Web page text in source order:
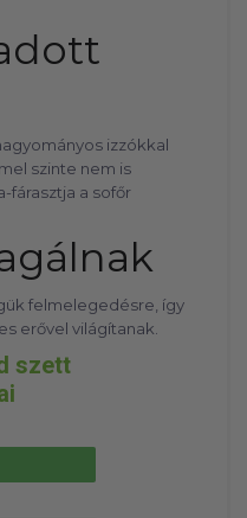
izzókkal
szinte nem is
fárasztja a sofőr
felmelegedésre, így
erővel világítanak.
szett